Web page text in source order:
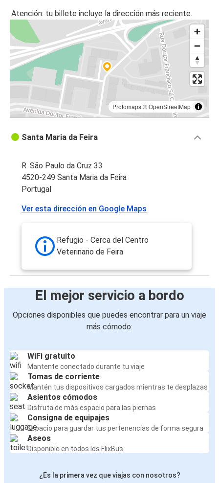
Atención: tu billete incluye la dirección más reciente.
Protomaps©OpenStreetMap
Santa Maria da Feira
R. São Paulo da Cruz 33
4520-249 Santa Maria da Feira
Portugal
Ver esta dirección en Google Maps
Refugio - Cerca del Centro
Veterinario de Feira
El mejor servicio a bordo
Opciones disponibles que puedes encontrar para un viaje
más cómodo:
WiFi gratuito
Mantente conectado durante tu viaje
Tomas de corriente
Mantén tus dispositivos cargados mientras te desplazas
Asientos cómodos
Disfruta de más espacio para las piernas
Consigna de equipajes
Espacio para guardar tus pertenencias de forma segura
Aseos
Disponible en todos los FlixBus
¿Es la primera vez que viajas con nosotros?